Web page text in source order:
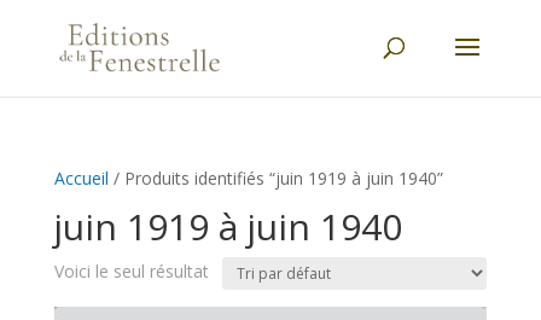
Accueil / Produits identifiés “juin 1919 à juin 1940”
juin 1919 à juin 1940
Voici le seul résultat